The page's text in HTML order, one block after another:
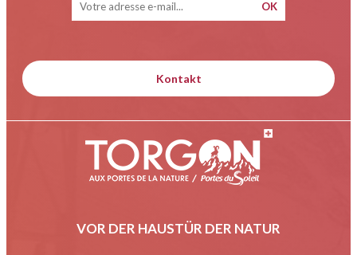
Kontakt
VOR DER HAUSTÜR DER NATUR